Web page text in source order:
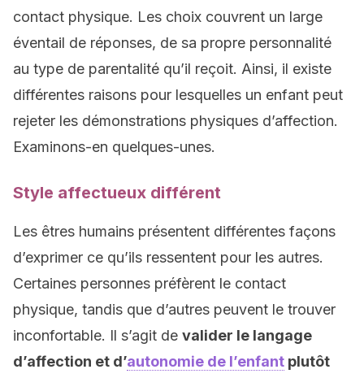
contact physique. Les choix couvrent un large
éventail de réponses, de sa propre personnalité
au type de parentalité qu’il reçoit. Ainsi, il existe
différentes raisons pour lesquelles un enfant peut
rejeter les démonstrations physiques d’affection.
Examinons-en quelques-unes.
Style affectueux différent
Les êtres humains présentent différentes façons
d’exprimer ce qu’ils ressentent pour les autres.
Certaines personnes préfèrent le contact
physique, tandis que d’autres peuvent le trouver
inconfortable. Il s’agit de valider le langage
d’affection et d’autonomie de l’enfant plutôt